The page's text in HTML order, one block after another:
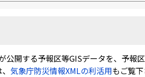
公開する予報区等GISデータを、予報
気象庁防災情報XMLの利活用もご覧下